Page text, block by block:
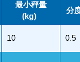
最小秤量
(kg)
分
10 0.5